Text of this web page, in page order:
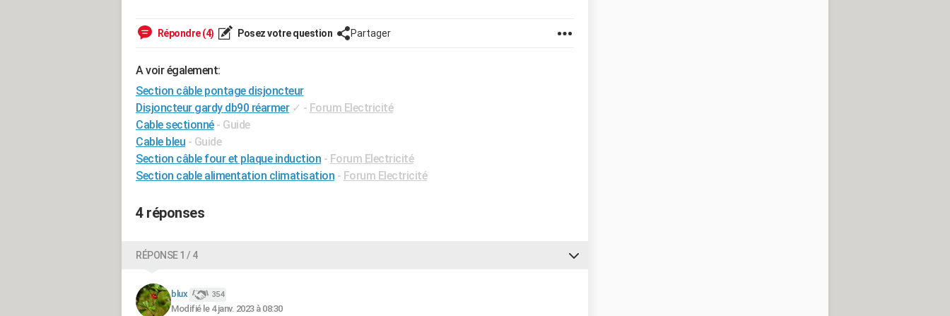
Répondre (4) Posez votre question Partager
A voir également:
Section câble pontage disjoncteur
Disjoncteur gardy db90 réarmer ✓ - Forum Electricité
Cable sectionné - Guide
Cable bleu - Guide
Section câble four et plaque induction - Forum Electricité
Section cable alimentation climatisation - Forum Electricité
4 réponses
RÉPONSE 1 / 4
blux 354
Modifié le 4 janv. 2023 à 08:30